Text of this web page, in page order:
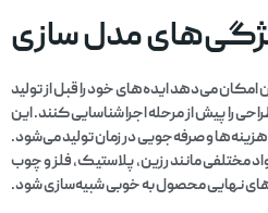
مدل سازی
می‌دهد ایده‌های خود را قبل از تولید
را پیش از مرحله اجرا شناسایی کنند. این
و صرفه‌جویی در زمان تولید می‌شود.
مختلفی مانند رزین، پلاستیک، فلز و چوب
نهایی محصول به خوبی شبیه‌سازی شود.